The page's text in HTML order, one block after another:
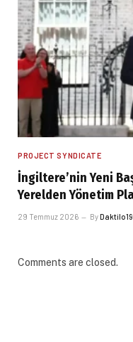
PROJECT SYNDICATE
İngiltere’nin Yeni
Yerelden Yönetim
29 Temmuz 2026 By
Comments are closed.